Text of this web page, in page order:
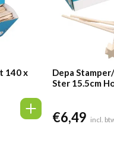
140 x
Depa
Ster 15.5cm
€6,49 incl.